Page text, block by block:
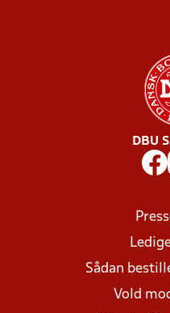
DBU
Sådan
Vold